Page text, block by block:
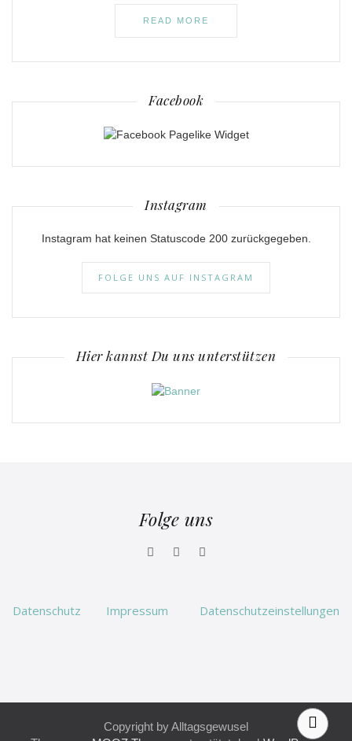
READ MORE
Facebook
Instagram
Instagram hat keinen Statuscode 200 zurückgegeben.
FOLGE UNS AUF INSTAGRAM
Hier kannst Du uns unterstützen
Folge uns
Datenschutz Impressum Datenschutzeinstellungen
Copyright by Alltagsgewusel